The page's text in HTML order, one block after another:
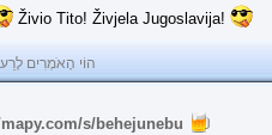
Živio Tito! Živjela Jugoslavija!
הוֹי הָאֹמְרִים
s/behejunebu